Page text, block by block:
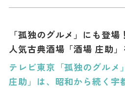
「孤独のグルメ」にも登
人気古典酒場「酒場 庄助
テレビ東京「孤独のグルメ
庄助」は、昭和から続く宇